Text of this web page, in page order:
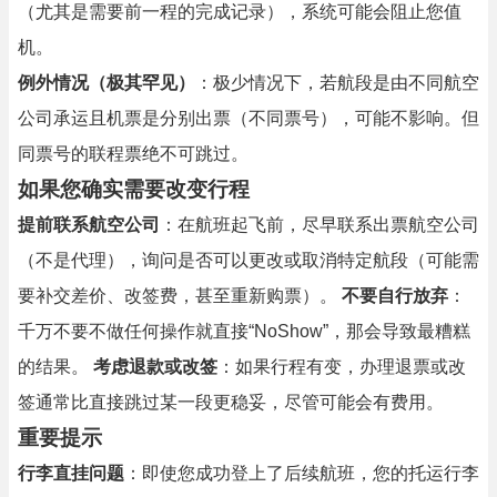
（尤其是需要前一程的完成记录），系统可能会阻止您值
机。
例外情况（极其罕见）
：极少情况下，若航段是由不同航空
公司承运且机票是分别出票（不同票号），可能不影响。但
同票号的联程票绝不可跳过。
如果您确实需要改变行程
提前联系航空公司
：在航班起飞前，尽早联系出票航空公司
（不是代理），询问是否可以更改或取消特定航段（可能需
要补交差价、改签费，甚至重新购票）。 不要自行放弃 ：
千万不要不做任何操作就直接“NoShow”，那会导致最糟糕
的结果。 考虑退款或改签 ：如果行程有变，办理退票或改
签通常比直接跳过某一段更稳妥，尽管可能会有费用。
重要提示
行李直挂问题 ：即使您成功登上了后续航班，您的托运行李